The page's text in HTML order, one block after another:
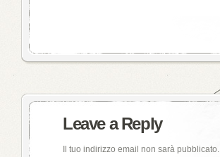
Leave a Reply
Il tuo indirizzo email non sarà pubblicato.